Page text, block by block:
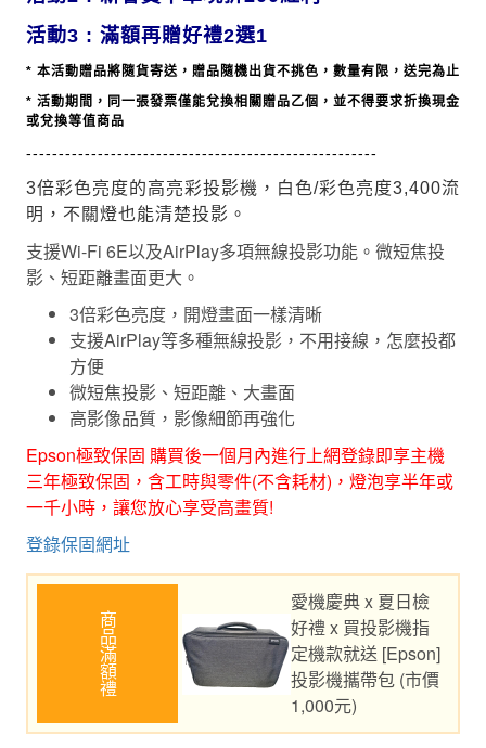
活動3 : 滿額再贈好禮2選1
* 本活動贈品將隨貨寄送， 贈品 隨機出貨不挑色，數量有限，送完為止
* 活動期間，同一張發票僅能兌換相關贈品乙個，並不得要求折換現金
或兌換等值商品
------------------------------------------------------
3倍彩色亮度的高亮彩投影機，白色/彩色亮度3,400流
明，不關燈也能清楚投影。
支援Wi-Fi 6E以及AirPlay多項無線投影功能。微短焦投
影、短距離畫面更大。
3倍彩色亮度，開燈畫面一樣清晰
支援AirPlay等多種無線投影，不用接線，怎麼投都
方便
微短焦投影、短距離、大畫面
高影像品質，影像細節再強化
Epson極致保固 購買後一個月內進行上網登錄即享主機
三年極致保固，含工時與零件(不含耗材)，燈泡享半年或
一千小時，讓您放心享受高畫質!
登錄保固網址
商品滿額禮
愛機慶典 x 夏日檢
好禮 x 買投影機指
定機款就送 [Epson]
投影機攜帶包 (市價
1,000元)